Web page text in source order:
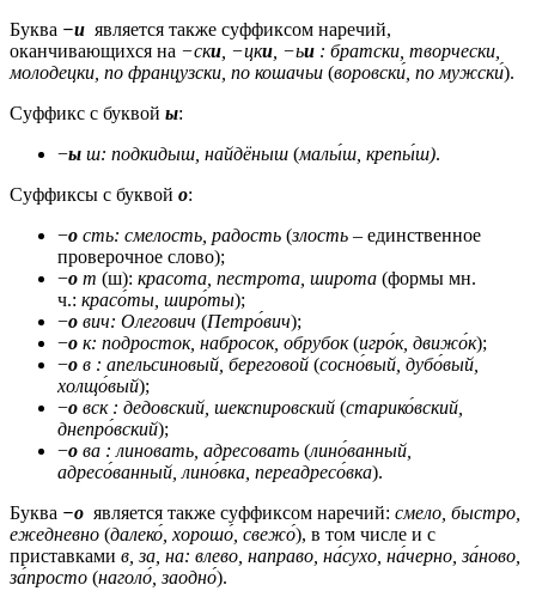
Буква −и является также суффиксом наречий,
оканчивающихся на −ски , −цки , −ьи : братски, творчески,
молодецки, по французски, по кошачьи (воровски́, по мужски́).
Суффикс с буквой ы:
−ы ш: подкидыш, найдёныш (малы́ш, крепы́ш).
Суффиксы с буквой о:
−о сть: смелость, радость (злость – единственное
проверочное слово);
−о т (ш): красота, пестрота, широта (формы мн.
ч.: красо́ты, широ́ты);
−о вич: Олегович (Петро́вич);
−о к: подросток, набросок, обрубок(игро́к, движо́к);
−о в : апельсиновый, береговой (сосно́вый, дубо́вый,
холщо́вый);
−о вск : дедовский, шекспировский (старико́вский,
днепро́вский);
−о ва : линовать, адресовать (лино́ванный,
адресо́ванный, лино́вка, переадресо́вка).
Буква −о является также суффиксом наречий: смело, быстро,
ежедневно (далеко́, хорошо́, свежо́), в том числе и с
приставками в, за, на: влево, направо, на́сухо, на́черно, за́ново,
за́просто (наголо́, заодно́).